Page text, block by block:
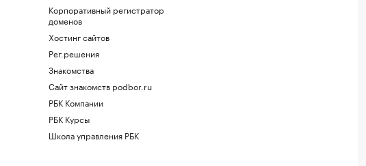
Корпоративный регистратор
доменов
Хостинг сайтов
Рег.решения
Знакомства
Сайт знакомств podbor.ru
РБК Компании
РБК Курсы
Школа управления РБК